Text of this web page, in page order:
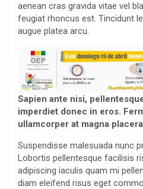
aenean cras gravida vitae vel
feugiat rhoncus est. Tincidunt
augue platea arcu.
Sapien ante nisi,
imperdiet donec in eros.
ullamcorper at magna
Suspendisse malesuada nunc
Lobortis pellentesque facilisis
adipiscing iaculis quam mi
diam eleifend risus eget